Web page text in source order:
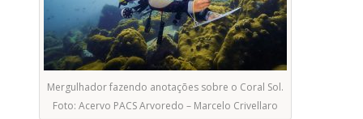
Mergulhador fazendo anotações sobre o Coral Sol.
Foto: Acervo PACS Arvoredo – Marcelo Crivellaro